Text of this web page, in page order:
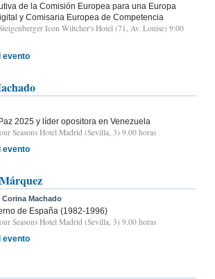
de la Comisión Europea para una Europa
y Comisaria Europea de Competencia
Icon Wiltcher's Hotel (71, Av. Louise) 9:00
evento
2025 y líder opositora en Venezuela
Seasons Hotel Madrid (Sevilla, 3) 9.00 horas
evento
Corina Machado
de España (1982-1996)
Seasons Hotel Madrid (Sevilla, 3) 9.00 horas
evento